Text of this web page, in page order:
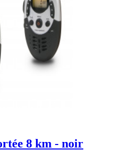
8 km - noir